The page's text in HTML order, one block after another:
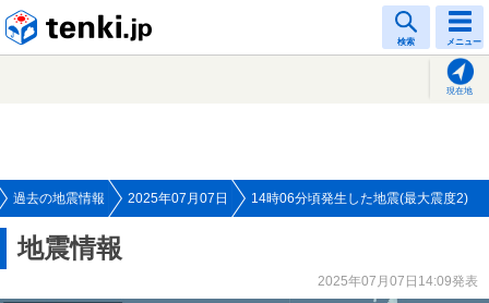
検索 メニュー
現在地
過去の地震情報 2025年07月07日 14時06分頃発生した地震(最大震度2)
地震情報
2025年07月07日14:09発表